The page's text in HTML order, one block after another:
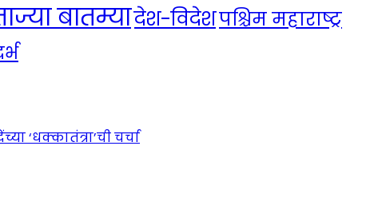
बातम्यादेश-विदेशपश्चिम महाराष्ट्र